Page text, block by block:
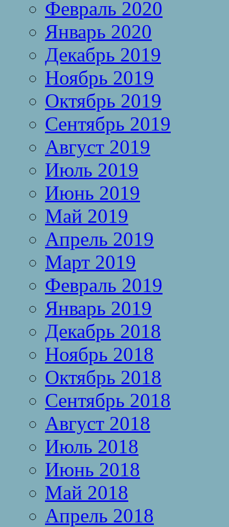
Февраль 2020
Январь 2020
Декабрь 2019
Ноябрь 2019
Октябрь 2019
Сентябрь 2019
Август 2019
Июль 2019
Июнь 2019
Май 2019
Апрель 2019
Март 2019
Февраль 2019
Январь 2019
Декабрь 2018
Ноябрь 2018
Октябрь 2018
Сентябрь 2018
Август 2018
Июль 2018
Июнь 2018
Май 2018
Апрель 2018